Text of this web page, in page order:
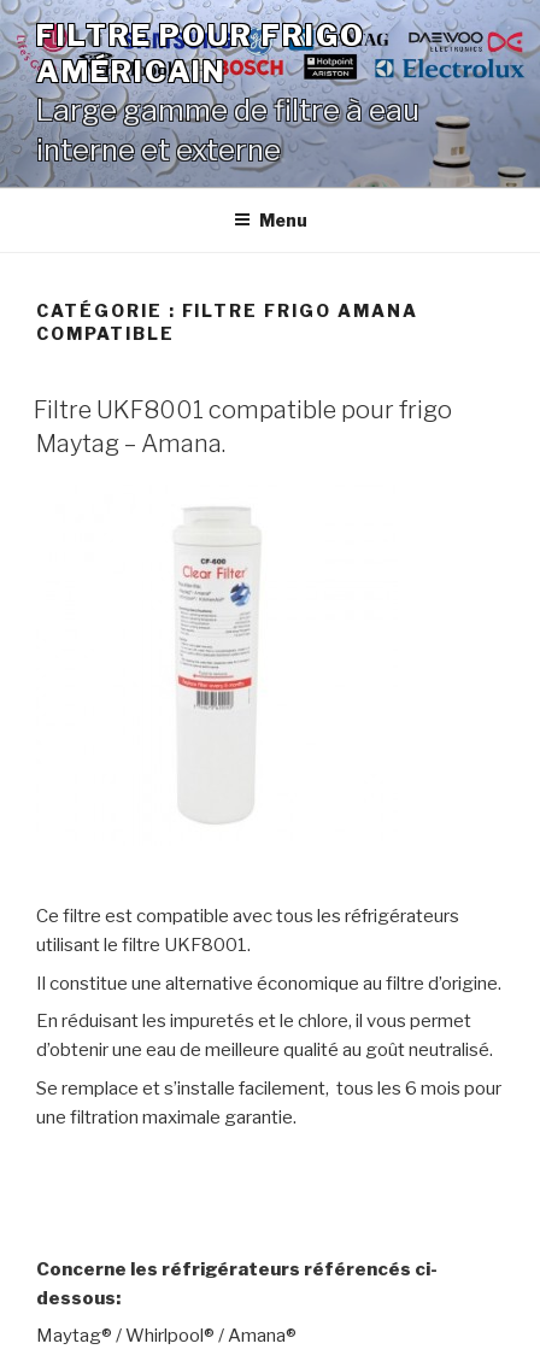
Aller
au
contenu
principal
FILTRE POUR FRIGO
AMÉRICAIN
Large gamme de filtre à eau
interne et externe
Menu
CATÉGORIE : FILTRE FRIGO AMANA
COMPATIBLE
Filtre UKF8001 compatible pour frigo
Maytag – Amana.
Ce filtre est compatible avec tous les réfrigérateurs
utilisant le filtre UKF8001.
Il constitue une alternative économique au filtre d’origine.
En réduisant les impuretés et le chlore, il vous permet
d’obtenir une eau de meilleure qualité au goût neutralisé.
Se remplace et s’installe facilement, tous les 6 mois pour
une filtration maximale garantie.
Concerne les réfrigérateurs référencés ci-
dessous:
Maytag® / Whirlpool® / Amana®